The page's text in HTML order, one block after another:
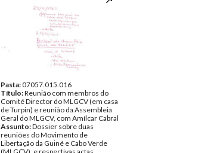
Pasta:07057.015.016
Título:Reunião com membros do
Comité Director do MLGCV (em casa
de Turpin) e reunião da Assembleia
Geral do MLGCV, com Amílcar Cabral
Assunto:Dossier sobre duas
reuniões do Movimento de
Libertação da Guiné e Cabo Verde